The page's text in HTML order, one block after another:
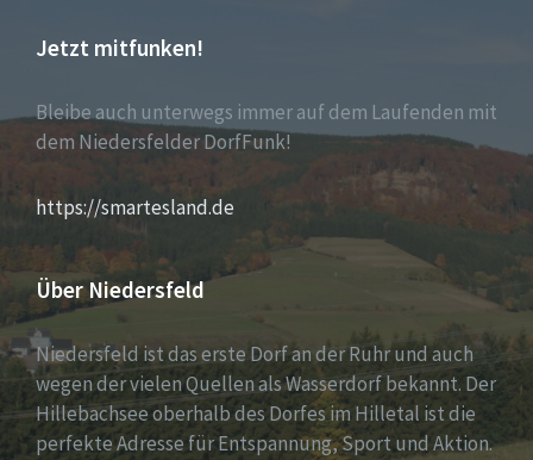
Jetzt mitfunken!
Bleibe auch unterwegs immer auf dem Laufenden mit
dem Niedersfelder DorfFunk!
https://smartesland.de
Über Niedersfeld
Niedersfeld ist das erste Dorf an der Ruhr und auch
wegen der vielen Quellen als Wasserdorf bekannt. Der
Hillebachsee oberhalb des Dorfes im Hilletal ist die
perfekte Adresse für Entspannung, Sport und Aktion.